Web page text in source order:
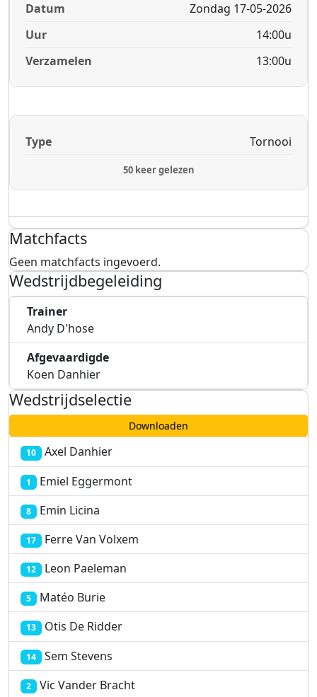
Datum
Zondag 17-05-2026
Uur
14:00u
Verzamelen
13:00u
Type Tornooi
50 keer gelezen
Matchfacts
Geen matchfacts ingevoerd.
Wedstrijdbegeleiding
Trainer
Andy D'hose
Afgevaardigde
Koen Danhier
Wedstrijdselectie
Downloaden
10 Axel Danhier
1 Emiel Eggermont
8 Emin Licina
17 Ferre Van Volxem
12 Leon Paeleman
5 Matéo Burie
13 Otis De Ridder
14 Sem Stevens
2 Vic Vander Bracht